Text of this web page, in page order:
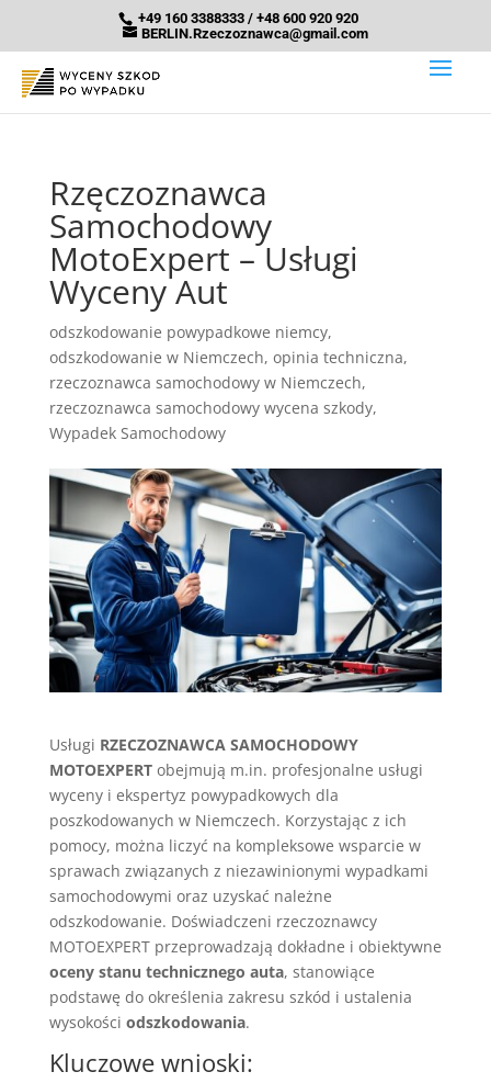
+49 160 3388333 / +48 600 920 920
BERLIN.Rzeczoznawca@gmail.com
Rzęczoznawca
Samochodowy
MotoExpert – Usługi
Wyceny Aut
odszkodowanie powypadkowe niemcy,
odszkodowanie w Niemczech, opinia techniczna,
rzeczoznawca samochodowy w Niemczech,
rzeczoznawca samochodowy wycena szkody,
Wypadek Samochodowy
Usługi RZECZOZNAWCA SAMOCHODOWY
MOTOEXPERTobejmują m.in. profesjonalne usługi
wyceny i ekspertyz powypadkowych dla
poszkodowanych w Niemczech. Korzystając z ich
pomocy, można liczyć na kompleksowe wsparcie w
sprawach związanych z niezawinionymi wypadkami
samochodowymi oraz uzyskać należne
odszkodowanie. Doświadczeni rzeczoznawcy
MOTOEXPERT przeprowadzają dokładne i obiektywne
oceny stanu technicznego auta, stanowiące
podstawę do określenia zakresu szkód i ustalenia
wysokości odszkodowania.
Kluczowe wnioski: